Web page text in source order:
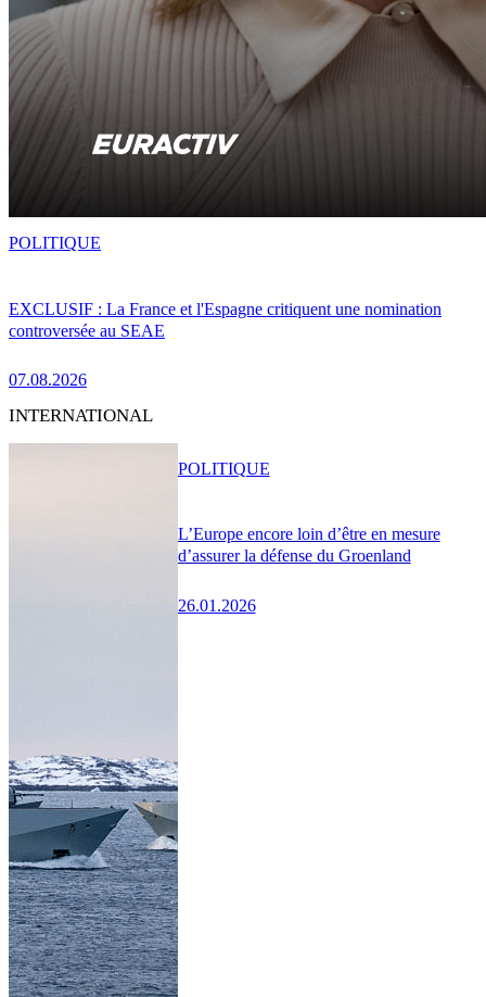
EXCLUSIF : La France et l'Espagne critiquent une nomination
controversée au SEAE
07.08.2026
POLITIQUE
INTERNATIONAL
L’Europe encore loin d’être en mesure
d’assurer la défense du Groenland
26.01.2026
POLITIQUE